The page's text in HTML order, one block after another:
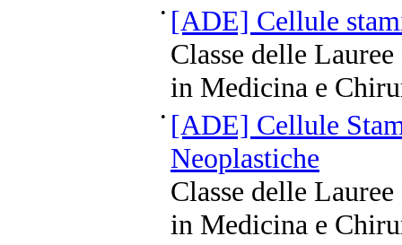
• [ADE] Cellule
Classe delle
in Medicina e
• [ADE] Cellule
Neoplastiche
Classe delle
in Medicina e